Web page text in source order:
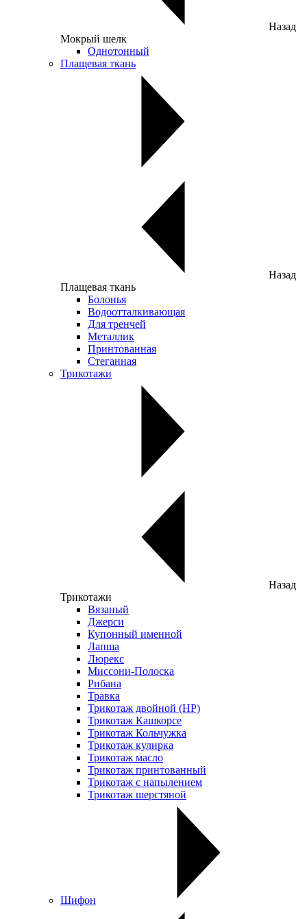
Назад
Мокрый шелк
Однотонный
Плащевая ткань
Назад
Плащевая ткань
Болонья
Водоотталкивающая
Для тренчей
Металлик
Принтованная
Стеганная
Трикотажи
Назад
Трикотажи
Вязаный
Джерси
Купонный именной
Лапша
Люрекс
Миссони-Полоска
Рибана
Травка
Трикотаж двойной (НР)
Трикотаж Кашкорсе
Трикотаж Кольчужка
Трикотаж кулирка
Трикотаж масло
Трикотаж принтованный
Трикотаж с напылением
Трикотаж шерстяной
Шифон